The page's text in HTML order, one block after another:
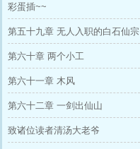
彩蛋插~~
第五十九章 无人入职的白石仙宗
第六十章 两个小工
第六十一章 木风
第六十二章 一剑出仙山
致诸位读者清汤大老爷